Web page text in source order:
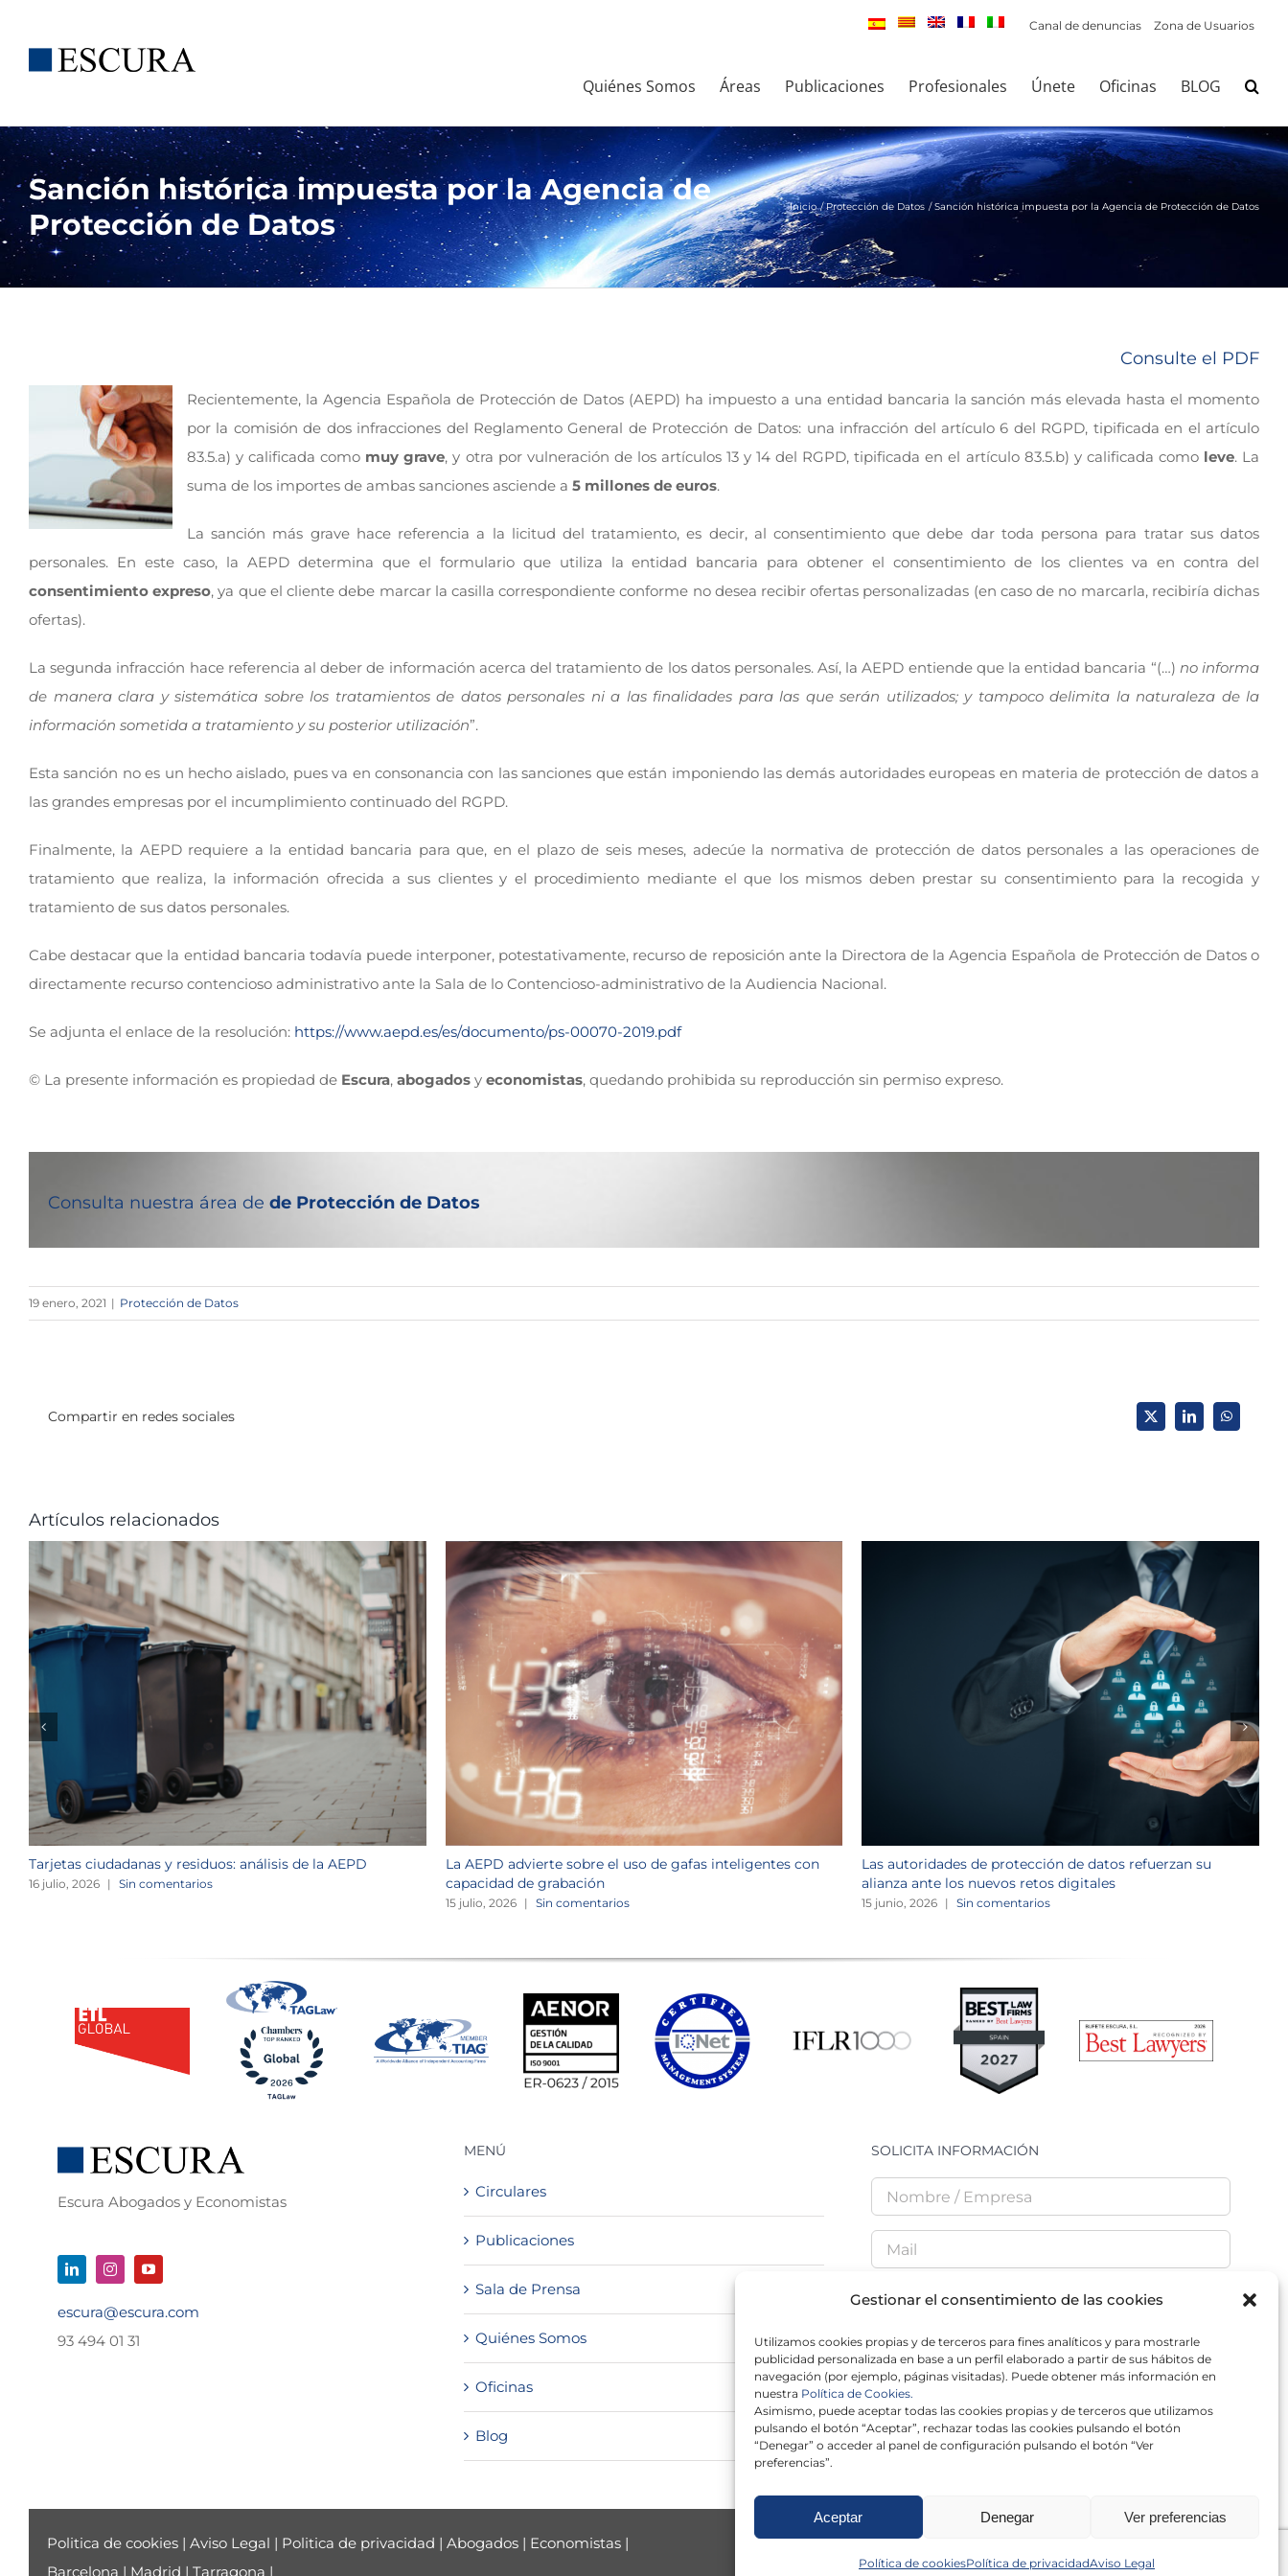
Gestionar el consentimiento de las cookies
Utilizamos cookies propias y de terceros para fines analíticos y para mostrarle
publicidad personalizada en base a un perfil elaborado a partir de sus hábitos de
navegación (por ejemplo, páginas visitadas). Puede obtener más información en
nuestra Política de Cookies.
Asimismo, puede aceptar todas las cookies propias y de terceros que utilizamos
pulsando el botón “Aceptar”, rechazar todas las cookies pulsando el botón
“Denegar” o acceder al panel de configuración pulsando el botón “Ver
preferencias”.
Aceptar Denegar Ver preferencias
Política de cookiesPolítica de privacidadAviso Legal
contenido
Canal de denuncias Zona de Usuarios
Quiénes Somos Áreas Publicaciones Profesionales Únete Oficinas BLOG
Sanción histórica impuesta por la Agencia de
Protección de Datos
Inicio Protección de Datos Sanción histórica impuesta por la Agencia de Protección de Datos
Consulte el PDF
Recientemente, la Agencia Española de Protección de Datos (AEPD) ha impuesto a una entidad bancaria la sanción más elevada hasta el momento
por la comisión de dos infracciones del Reglamento General de Protección de Datos: una infracción del artículo 6 del RGPD, tipificada en el artículo
83.5.a) y calificada como muy grave, y otra por vulneración de los artículos 13 y 14 del RGPD, tipificada en el artículo 83.5.b) y calificada como leve. La
suma de los importes de ambas sanciones asciende a 5 millones de euros.
La sanción más grave hace referencia a la licitud del tratamiento, es decir, al consentimiento que debe dar toda persona para tratar sus datos
personales. En este caso, la AEPD determina que el formulario que utiliza la entidad bancaria para obtener el consentimiento de los clientes va en contra del
consentimiento expreso, ya que el cliente debe marcar la casilla correspondiente conforme no desea recibir ofertas personalizadas (en caso de no marcarla, recibiría dichas
ofertas).
La segunda infracción hace referencia al deber de información acerca del tratamiento de los datos personales. Así, la AEPD entiende que la entidad bancaria “(…) no informa
de manera clara y sistemática sobre los tratamientos de datos personales ni a las finalidades para las que serán utilizados; y tampoco delimita la naturaleza de la
información sometida a tratamiento y su posterior utilización”.
Esta sanción no es un hecho aislado, pues va en consonancia con las sanciones que están imponiendo las demás autoridades europeas en materia de protección de datos a
las grandes empresas por el incumplimiento continuado del RGPD.
Finalmente, la AEPD requiere a la entidad bancaria para que, en el plazo de seis meses, adecúe la normativa de protección de datos personales a las operaciones de
tratamiento que realiza, la información ofrecida a sus clientes y el procedimiento mediante el que los mismos deben prestar su consentimiento para la recogida y
tratamiento de sus datos personales.
Cabe destacar que la entidad bancaria todavía puede interponer, potestativamente, recurso de reposición ante la Directora de la Agencia Española de Protección de Datos o
directamente recurso contencioso administrativo ante la Sala de lo Contencioso-administrativo de la Audiencia Nacional.
Se adjunta el enlace de la resolución: https://www.aepd.es/es/documento/ps-00070-2019.pdf
© La presente información es propiedad de Escura, abogados y economistas, quedando prohibida su reproducción sin permiso expreso.
Consulta nuestra área de de Protección de Datos
19 enero, 2021 | Protección de Datos
Compartir en redes sociales X LinkedInWhatsApp
Artículos relacionados
Tarjetas ciudadanas y residuos: análisis de la AEPD
16 julio, 2026 | Sin comentarios
La AEPD advierte sobre el uso de gafas inteligentes con
capacidad de grabación
15 julio, 2026 | Sin comentarios
Las autoridades de protección de datos refuerzan su
alianza ante los nuevos retos digitales
15 junio, 2026 | Sin comentarios
Escura Abogados y Economistas
escura@escura.com
93 494 01 31
MENÚ
Circulares
Publicaciones
Sala de Prensa
Quiénes Somos
Oficinas
Blog
SOLICITA INFORMACIÓN
He leído y acepto laPolítica de Privacidad
Politica de cookies | Aviso Legal | Politica de privacidad | Abogados| Economistas|
Barcelona | Madrid | Tarragona |